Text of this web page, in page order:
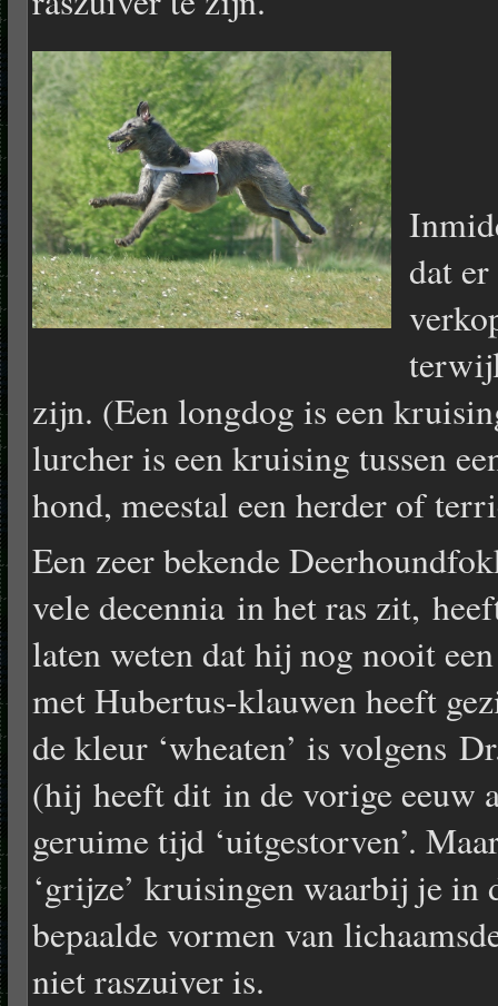
dat
zijn. (Een longdog is een
lurcher is een kruising tussen
hond, meestal een herder of
Een zeer bekende
vele decennia in het ras zit,
laten weten dat hij nog nooit
met Hubertus-klauwen heeft
de kleur ‘wheaten’ is volgens
(hij heeft dit in de vorige eeuw
geruime tijd ‘uitgestorven’.
‘grijze’ kruisingen waarbij je in
bepaalde vormen van
niet raszuiver is.